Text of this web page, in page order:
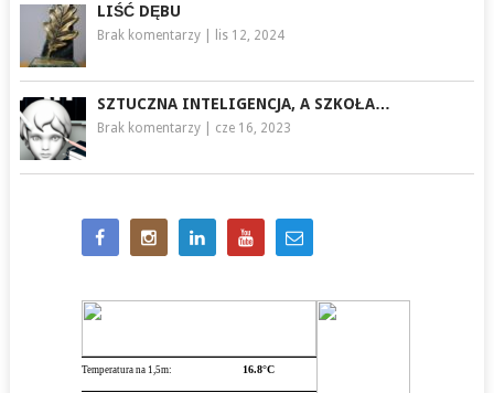
LIŚĆ DĘBU
Brak komentarzy| lis 12, 2024
SZTUCZNA INTELIGENCJA, A SZKOŁA…
Brak komentarzy| cze 16, 2023